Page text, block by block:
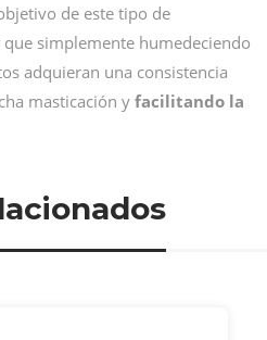
de este tipo de
simplemente humedeciendo
adquieran una consistencia
masticación y facilitando la